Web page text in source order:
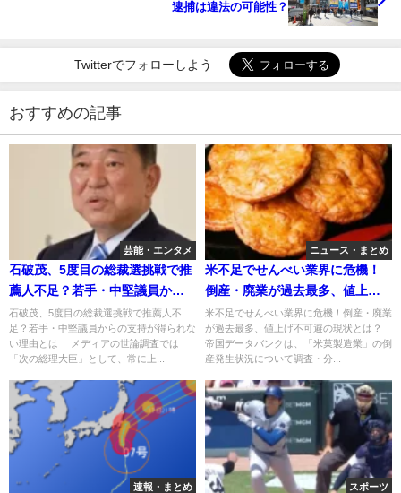
逮捕は違法の可能性？
Twitterでフォローしよう
おすすめの記事
芸能・エンタメ
石破茂、5度目の総裁選挑戦で推
薦人不足？若手・中堅議員から
の支持が得られない理由とは
石破茂、5度目の総裁選挑戦で推薦人不
足？若手・中堅議員からの支持が得られな
い理由とは メディアの世論調査では
「次の総理大臣」として、常に上...
ニュース・まとめ
米不足でせんべい業界に危機！
倒産・廃業が過去最多、値上げ
不可避の現状とは？
米不足でせんべい業界に危機！倒産・廃業
が過去最多、値上げ不可避の現状とは？
帝国データバンクは、「米菓製造業」の倒
産発生状況について調査・分...
速報・まとめ スポーツ